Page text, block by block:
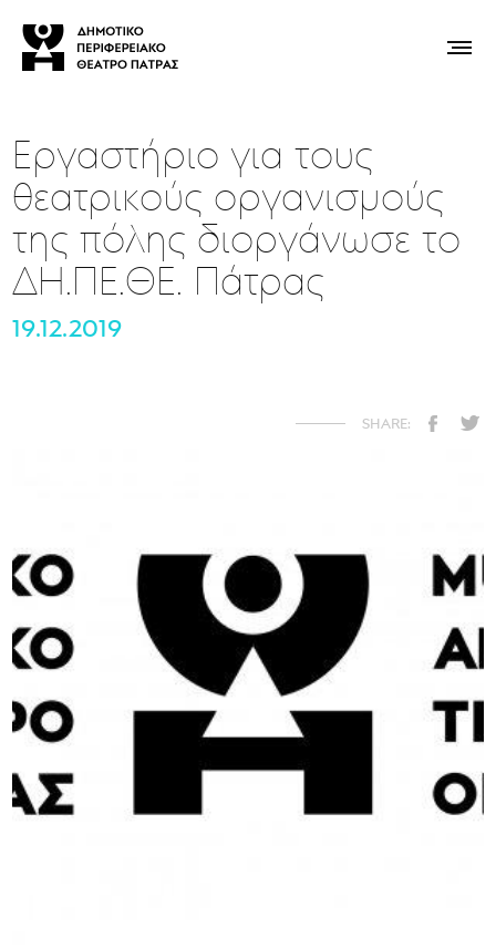
Εργαστήριο για τους
θεατρικούς οργανισμούς
της πόλης διοργάνωσε το
ΔΗ.ΠΕ.ΘΕ. Πάτρας
19.12.2019